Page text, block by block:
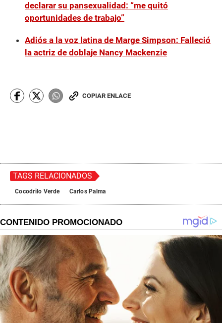
declarar su pansexualidad: “me quitó
oportunidades de trabajo”
Adiós a la voz latina de Marge Simpson: Falleció
la actriz de doblaje Nancy Mackenzie
COPIAR ENLACE
TAGS RELACIONADOS
Cocodrilo Verde Carlos Palma